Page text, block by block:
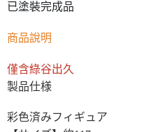
已塗裝完成品
商品說明
僅含綠谷出久
製品仕様
彩色済みフィギュア